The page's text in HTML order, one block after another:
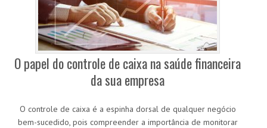
O papel do controle de caixa na saúde financeira
da sua empresa
O controle de caixa é a espinha dorsal de qualquer negócio
bem-sucedido, pois compreender a importância de monitorar